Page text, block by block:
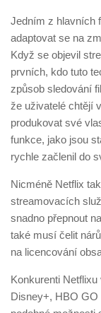
Jedním z hlavních
adaptovat se na
Když se objevil
prvních, kdo tuto
způsob sledování
že uživatelé chtějí
produkovat své
funkce, jako jsou
rychle začlenil do
Nicméně Netflix
streamovacích
snadno přepnout
také musí čelit
na licencování
Konkurenti
Disney+, HBO